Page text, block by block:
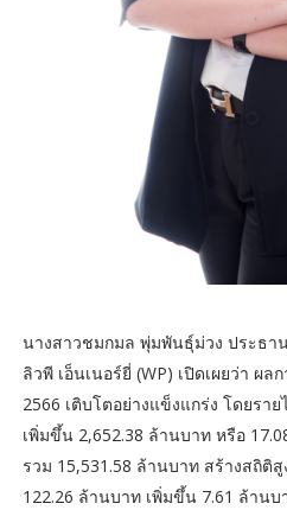
นางสาวชมกมล พุ่มพันธุ์ม่วง ประธา
ลิวพี เอ็นเนอร์ยี่ (WP) เปิดเผยว่า ผ
2566 เติบโตอย่างแข็งแกร่ง โดยรา
เพิ่มขึ้น 2,652.38 ล้านบาท หรือ
รวม 15,531.58 ล้านบาท สร้างสถิติ
122.26 ล้านบาท เพิ่มขึ้น 7.61 ล้านบ